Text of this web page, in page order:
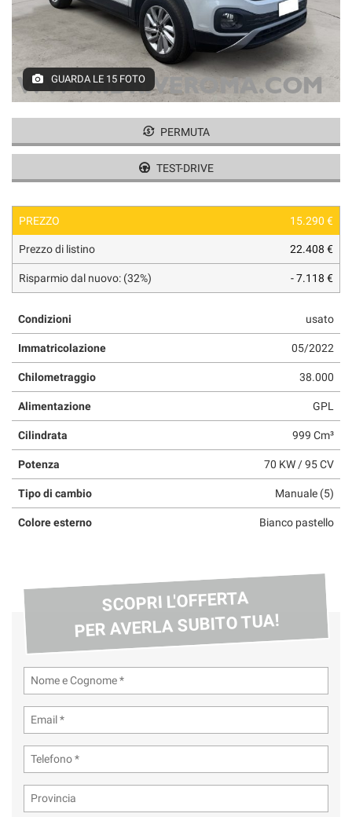
GUARDA LE 15 FOTO
PERMUTA
TEST-DRIVE
PREZZO 15.290 €
Prezzo di listino 22.408 €
Risparmio dal nuovo: (32%) - 7.118 €
Condizioni usato
Immatricolazione 05/2022
Chilometraggio 38.000
Alimentazione GPL
Cilindrata 999 Cm³
Potenza 70 KW / 95 CV
Tipo di cambio Manuale (5)
Colore esterno Bianco pastello
SCOPRI L'OFFERTA
PER AVERLA SUBITO TUA!
tracciamento
adottiamo
offrire
le
funzionalità
e
le
di
descritte.
Per
maggiori
informazioni
sull'utilità
sul
funzionamento
di
questi
strumenti
tracciamento
si
alla
cookie
policy.
Puoi
rivedere
tue
in
qualsiasi
momento.
Cookie necessari